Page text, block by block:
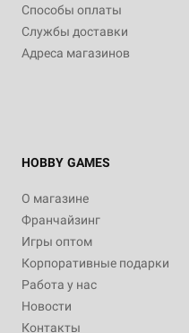
Способы оплаты
Службы доставки
Адреса магазинов
HOBBY GAMES
О магазине
Франчайзинг
Игры оптом
Корпоративные подарки
Работа у нас
Новости
Контакты